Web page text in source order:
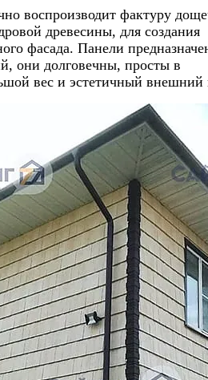
воспроизводит фактуру
древесины, для создания
фасада. Панели
они долговечны, просты в
вес и эстетичный внешний